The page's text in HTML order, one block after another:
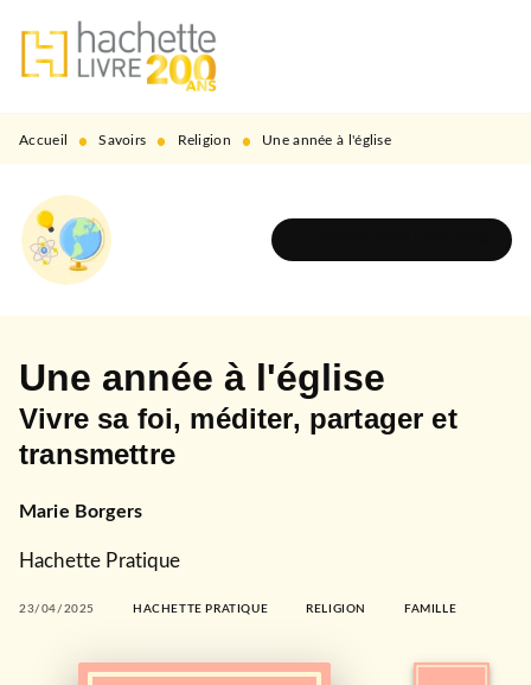
MENU RECHERCHE
PIED DE PAGE
Accueil • Savoirs • Religion • Une année à l'église
Une année à l'église
Vivre sa foi, méditer, partager et
transmettre
Marie Borgers
Hachette Pratique
23/04/2025 HACHETTE PRATIQUE RELIGION FAMILLE